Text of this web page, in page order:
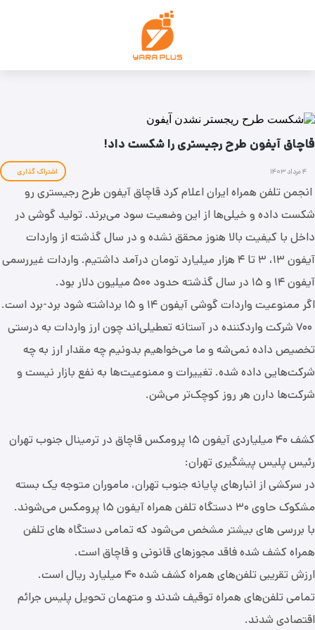
قاچاق آیفون طرح رجیستری را شکست داد!
۴ مرداد ۱۴۰۳ اشتراک گذاری
انجمن تلفن همراه ایران اعلام کرد قاچاق آیفون طرح رجیستری رو
شکست داده و خیلی‌ها از این وضعیت سود می‌برند. تولید گوشی در
داخل با کیفیت بالا هنوز محقق نشده و در سال گذشته از واردات
آیفون ۱۳، ۳ تا ۴ هزار میلیارد تومان درآمد داشتیم. واردات غیررسمی
آیفون ۱۴ و ۱۵ در سال گذشته حدود ۵۰۰ میلیون دلار بود.
اگر ممنوعیت واردات گوشی آیفون ۱۴ و ۱۵ برداشته شود برد-برد است.
۷۰۰ شرکت واردکننده در آستانه تعطیلی‌اند چون ارز واردات به درستی
تخصیص داده نمی‌شه و ما می‌خواهیم بدونیم چه مقدار ارز به چه
شرکت‌هایی داده شده. تغییرات و ممنوعیت‌ها به نفع بازار نیست و
شرکت‌ها دارن هر روز کوچک‌تر می‌شن.
کشف ۴۰ میلیاردی آیفون ۱۵ پرومکس قاچاق در ترمینال جنوب تهران
رئیس پلیس پیشگیری تهران:
در سرکشی از انبارهای پایانه جنوب تهران، ماموران متوجه یک بسته
مشکوک حاوی ۳۰ دستگاه تلفن همراه آیفون ۱۵ پرومکس می‌شوند.
با بررسی های بیشتر مشخص می‌شود که تمامی دستگاه های تلفن
همراه کشف شده فاقد مجوزهای قانونی و قاچاق است.
ارزش تقریبی تلفن‌های همراه کشف شده ۴۰ میلیارد ریال است.
تمامی تلفن‌های همراه توقیف شدند و متهمان تحویل پلیس جرائم
اقتصادی شدند.